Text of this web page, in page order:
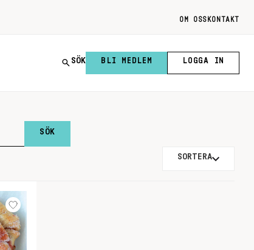
OM OSS KONTAKT
SÖK BLI MEDLEM LOGGA IN
SORTERA